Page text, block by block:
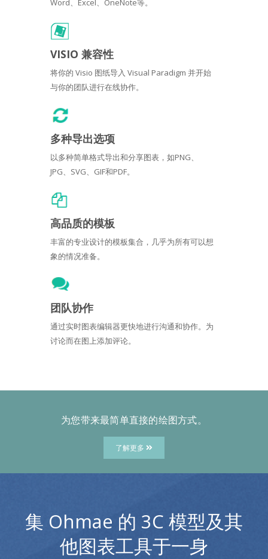
VISIO 兼容性
将你的 Visio 图纸导入 Visual Paradigm 并开始
与你的团队进行在线协作。
多种导出选项
以多种简单格式导出和分享图表，如PNG、
JPG、SVG、GIF和PDF。
高品质的模板
丰富的专业设计的模板集合，几乎为所有可以想
象的情况准备。
团队协作
通过实时图表编辑器更快地进行沟通和协作。为
讨论而在图上添加评论。
为您带来最简单直接的绘图方式。
了解更多
集 Ohmae 的 3C 模型及其
他图表工具于一身